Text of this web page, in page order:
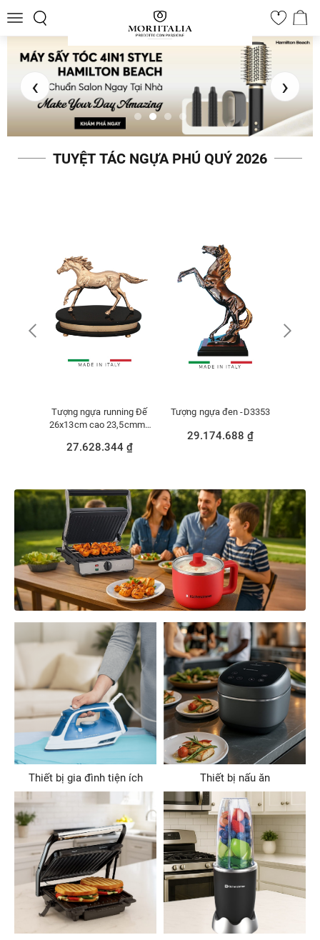
Toggle
0
‹ ›
TUYỆT TÁC NGỰA PHÚ QUÝ 2026
Tượng ngựa running Đế
26x13cm cao 23,5cmmạ
D2685G.BGB
27.628.344 ₫
Tượng ngựa đen -D3353
29.174.688 ₫
Mỗi bữa ăn ngon
Niềm vui đong đầy
Khám phá ngay
Thiết bị gia đình tiện ích Thiết bị nấu ăn